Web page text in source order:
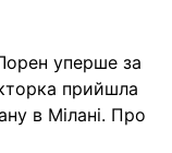
уперше за
прийшла
в Мілані. Про